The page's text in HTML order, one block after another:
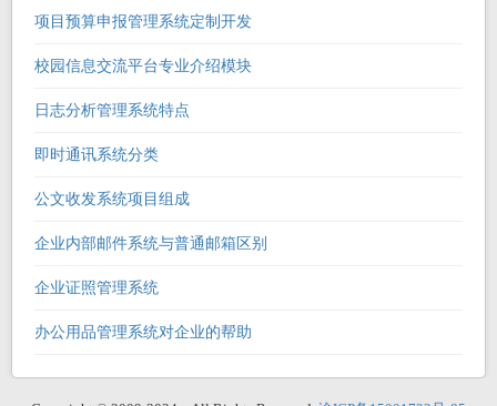
项目预算申报管理系统定制开发
校园信息交流平台专业介绍模块
日志分析管理系统特点
即时通讯系统分类
公文收发系统项目组成
企业内部邮件系统与普通邮箱区别
企业证照管理系统
办公用品管理系统对企业的帮助